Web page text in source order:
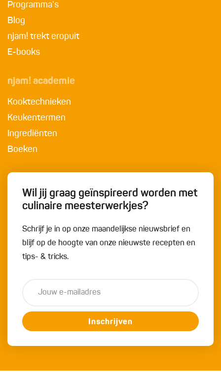
Programma's
Blog
njam! trekt eropuit
E-books
njam! academie
Kooktechnieken
Keukentermen
Ingrediënten
Boeken
Wil jij graag geïnspireerd worden met
culinaire meesterwerkjes?
Schrijf je in op onze maandelijkse nieuwsbrief en
blijf op de hoogte van onze nieuwste recepten en
tips- & tricks.
Inschrijven